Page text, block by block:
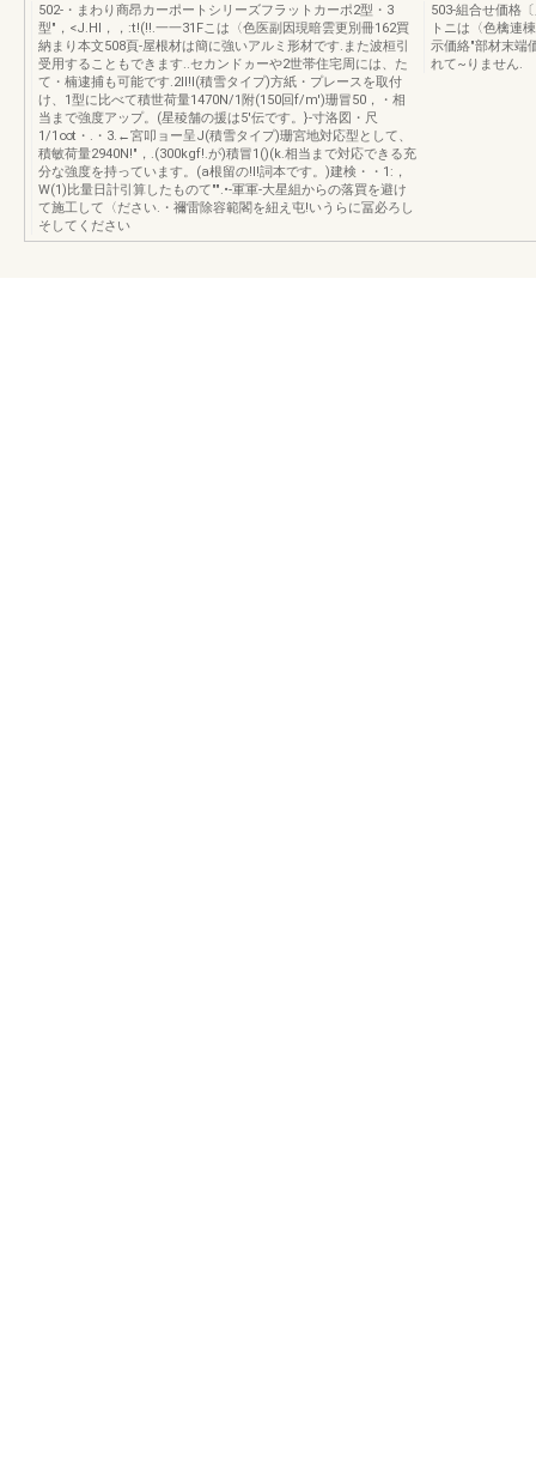
502-・まわり商昂カーポートシリーズフラットカーポ2型・3
型"，<J.HI，，:t!(!!.一一31Fこは〈色医副因現暗雲更別冊162買
納まり本文508頁-屋根材は簡に強いアルミ形材です.また波桓引
受用することもできます..セカンドヵーや2世帯住宅周には、た
て・楠逮捕も可能です.2Il!I(積雪タイプ)方紙・プレースを取付
け、1型に比べて積世荷量1470N/1附(150回f/m')珊冒50，・相
当まで強度アップ。(星稜舗の援は5'伝です。}-寸洛図・尺
1/1∞t・.・3.←宮叩ョー呈J(積雪タイプ)珊宮地対応型として、
積敏荷量2940N!"，.(300kgf!.が)積冒1()(k.相当まで対応できる充
分な強度を持っています。(a根留の!I!詞本です。)建検・・1:，
W(1)比量日計引算したものて"".•-軍軍-大星組からの落買を避け
て施工して〈ださい.・禰雷除容範閣を紐え屯!いうらに冨必ろし
そしてください
503-組合せ価格
トニは〈色檎連
示価絡"部材末端
れて~りません.